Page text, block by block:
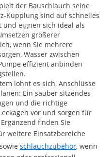
der Bauschlauch seine
Kupplung sind auf schnelles
und eignen sich ideal als
größerer
wenn Sie mehrere
Wasser zwischen
effizient anbinden
lohnt es sich, Anschlüsse
Ein sauber sitzendes
und die richtige
vor und sorgen für
finden Sie
weitere Einsatzbereiche
schlauchzubehör, wenn